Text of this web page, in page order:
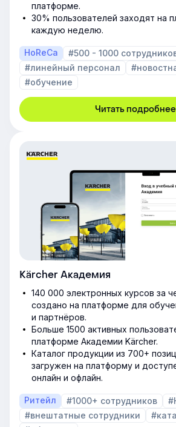
платформе.
30% пользователей заходят на
каждую неделю.
HoReCa
#500 - 1000
#линейный персонал
#обучение
Читать подробнее
Kärcher Академия
140 000 электронных курсов за
создано на платформе для
и партнёров.
Больше 1500 активных
платформе Академии Kärcher.
Каталог продукции из 700+
загружен на платформу и
онлайн и офлайн.
Ритейл #1000+ сотрудников
#внештатные сотрудники